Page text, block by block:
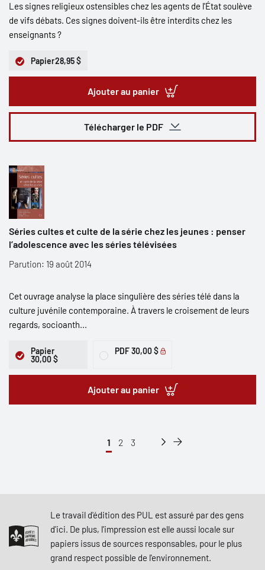
Les signes religieux ostensibles chez les agents de l'État soulève
de vifs débats. Ces signes doivent-ils être interdits chez les
enseignants ?
Papier28,95 $
Ajouter au panier
Télécharger le PDF
Séries cultes et culte de la série chez les jeunes : penser
l’adolescence avec les séries télévisées
Parution: 19 août 2014
Cet ouvrage analyse la place singulière des séries télé dans la
culture juvénile contemporaine. À travers le croisement de leurs
regards, socioanth...
Papier
30,00 $
PDF30,00 $
Ajouter au panier
1 2 3
Le travail d'édition des PUL est assuré par des gens
d'ici. De plus, l'impression est elle aussi locale sur
papiers issus de sources responsables, pour le plus
grand respect possible de l'environnement.